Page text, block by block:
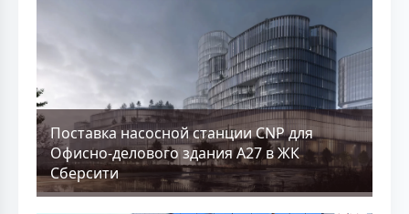
Поставка насосной станции CNP для
Офисно-делового здания А27 в ЖК
Сберсити